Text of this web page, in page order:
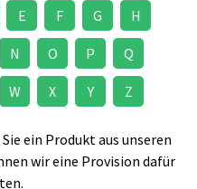
E F G H
N O P Q
W X Y Z
ein Produkt aus unseren
wir eine Provision dafür